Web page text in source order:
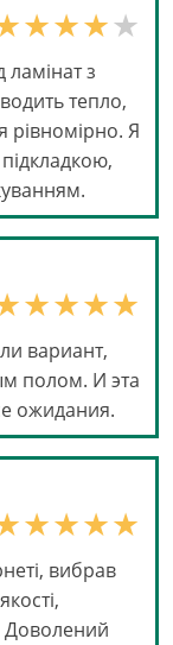
ламінат з
тепло,
рівномірно. Я
вариант,
полом. И эта
ожидания.
вибрав
Доволений